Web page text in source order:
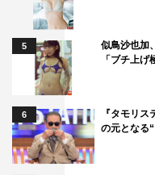
5
似鳥沙也加
「ブチ上
6
『タモリ
の元となる